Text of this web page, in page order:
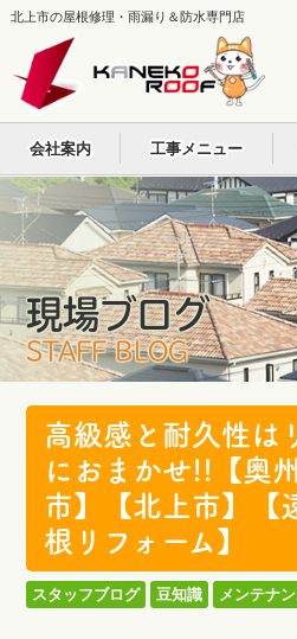
北上市の屋根修理・雨漏り＆防水専門店
会社案内 工事メニュー
現場ブログ
STAFF BLOG
高級感と耐久性は
におまかせ!!【奥
市】【北上市】【
根リフォーム】
スタッフブログ 豆知識
メンテナ